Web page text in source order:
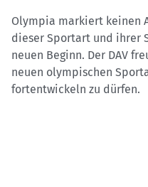
Olympia markiert keinen
dieser Sportart und ihrer
neuen Beginn. Der DAV
neuen olympischen
fortentwickeln zu dürfen.